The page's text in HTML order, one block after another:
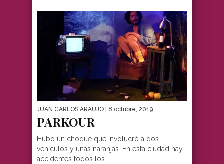
JUAN CARLOS ARAUJO | 8 octubre, 2019
PARKOUR
Hubo un choque que involucró a dos
vehículos y unas naranjas. En esta ciudad hay
accidentes todos los...